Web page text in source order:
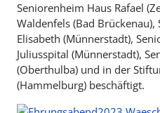
Seniorenheim Haus Rafael
Waldenfels (Bad Brückenau),
Elisabeth (Münnerstadt),
Juliusspital (Münnerstadt),
(Oberthulba) und in der
(Hammelburg) beschäftigt.